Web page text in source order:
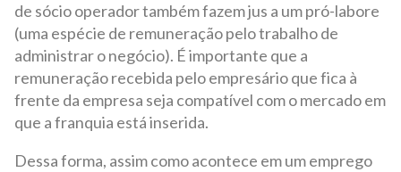
de sócio operador também fazem jus a um pró-labore
(uma espécie de remuneração pelo trabalho de
administrar o negócio). É importante que a
remuneração recebida pelo empresário que fica à
frente da empresa seja compatível com o mercado em
que a franquia está inserida.
Dessa forma, assim como acontece em um emprego